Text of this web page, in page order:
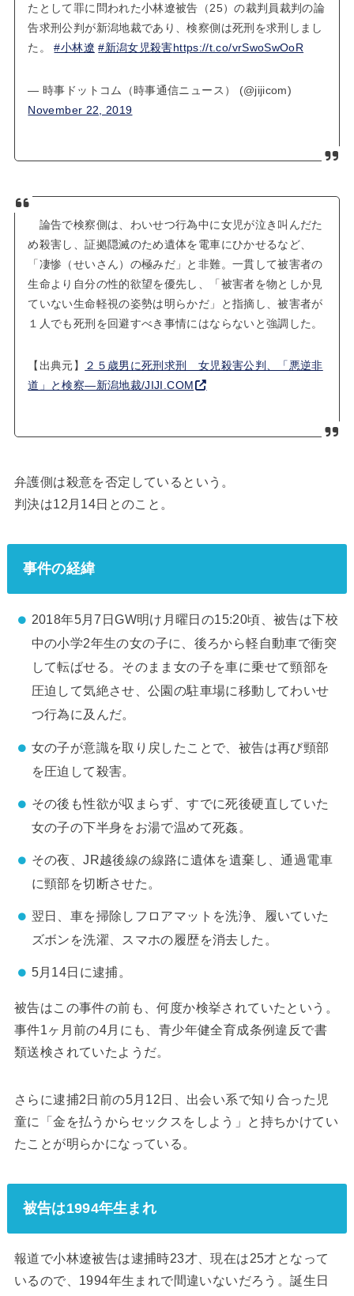
たとして罪に問われた小林遼被告（25）の裁判員裁判の論
告求刑公判が新潟地裁であり、検察側は死刑を求刑しまし
た。#小林遼 #新潟女児殺害https://t.co/vrSwoSwOoR
— 時事ドットコム（時事通信ニュース） (@jijicom)
November 22, 2019
論告で検察側は、わいせつ行為中に女児が泣き叫んだた
め殺害し、証拠隠滅のため遺体を電車にひかせるなど、
「凄惨（せいさん）の極みだ」と非難。一貫して被害者の
生命より自分の性的欲望を優先し、「被害者を物としか見
ていない生命軽視の姿勢は明らかだ」と指摘し、被害者が
１人でも死刑を回避すべき事情にはならないと強調した。
【出典元】
２５歳男に死刑求刑 女児殺害公判、「悪逆非
道」と検察―新潟地裁/JIJI.COM
弁護側は殺意を否定しているという。
判決は12月14日とのこと。
事件の経緯
2018年5月7日GW明け月曜日の15:20頃、被告は下校
中の小学2年生の女の子に、後ろから軽自動車で衝突
して転ばせる。そのまま女の子を車に乗せて頸部を
圧迫して気絶させ、公園の駐車場に移動してわいせ
つ行為に及んだ。
女の子が意識を取り戻したことで、被告は再び頸部
を圧迫して殺害。
その後も性欲が収まらず、すでに死後硬直していた
女の子の下半身をお湯で温めて死姦。
その夜、JR越後線の線路に遺体を遺棄し、通過電車
に頸部を切断させた。
翌日、車を掃除しフロアマットを洗浄、履いていた
ズボンを洗濯、スマホの履歴を消去した。
5月14日に逮捕。
被告はこの事件の前も、何度か検挙されていたという。
事件1ヶ月前の4月にも、青少年健全育成条例違反で書
類送検されていたようだ。
さらに逮捕2日前の5月12日、出会い系で知り合った児
童に「金を払うからセックスをしよう」と持ちかけてい
たことが明らかになっている。
被告は1994年生まれ
報道で小林遼被告は逮捕時23才、現在は25才となって
いるので、1994年生まれで間違いないだろう。誕生日